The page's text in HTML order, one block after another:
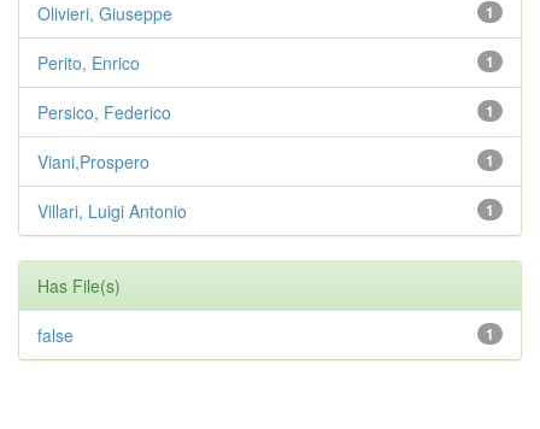
1
Olivieri, Giuseppe
1
Perito, Enrico
1
Persico, Federico
1
Viani,Prospero
1
Villari, Luigi Antonio
Has File(s)
1
false